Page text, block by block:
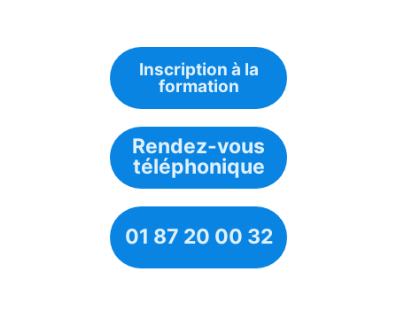
Inscription à la
formation
Rendez-vous
téléphonique
01 87 20 00 32